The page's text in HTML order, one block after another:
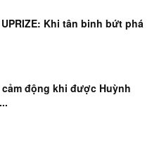
Khi tân binh bứt phá
cảm động khi được Huỳnh